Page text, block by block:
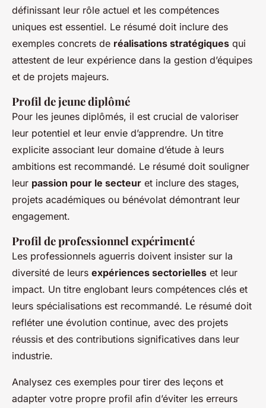
définissant leur rôle actuel et les compétences
uniques est essentiel. Le résumé doit inclure des
exemples concrets de réalisations stratégiques qui
attestent de leur expérience dans la gestion d’équipes
et de projets majeurs.
Profil de jeune diplômé
Pour les jeunes diplômés, il est crucial de valoriser
leur potentiel et leur envie d’apprendre. Un titre
explicite associant leur domaine d’étude à leurs
ambitions est recommandé. Le résumé doit souligner
leur passion pour le secteur et inclure des stages,
projets académiques ou bénévolat démontrant leur
engagement.
Profil de professionnel expérimenté
Les professionnels aguerris doivent insister sur la
diversité de leurs expériences sectorielles et leur
impact. Un titre englobant leurs compétences clés et
leurs spécialisations est recommandé. Le résumé doit
refléter une évolution continue, avec des projets
réussis et des contributions significatives dans leur
industrie.
Analysez ces exemples pour tirer des leçons et
adapter votre propre profil afin d’éviter les erreurs